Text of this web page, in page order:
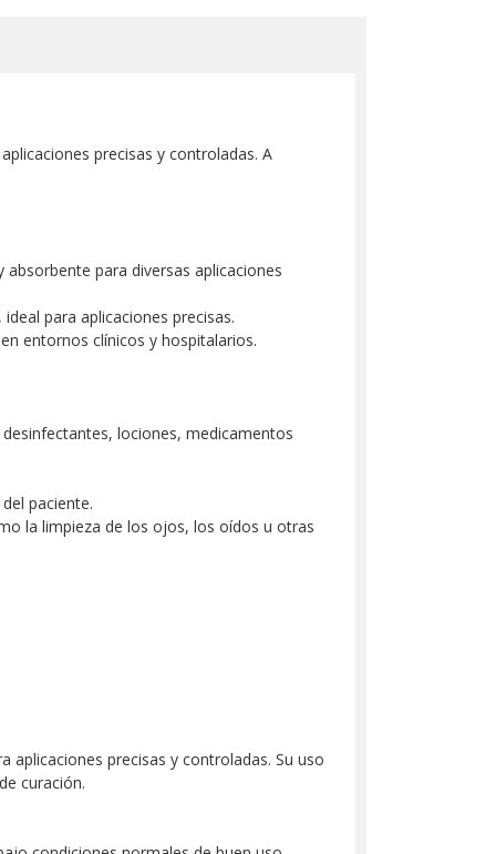
precisas y controladas. A
para diversas aplicaciones
para aplicaciones precisas.
entornos clínicos y hospitalarios.
lociones, medicamentos
paciente.
la limpieza de los ojos, los oídos u otras
aplicaciones precisas y controladas. Su uso
curación.